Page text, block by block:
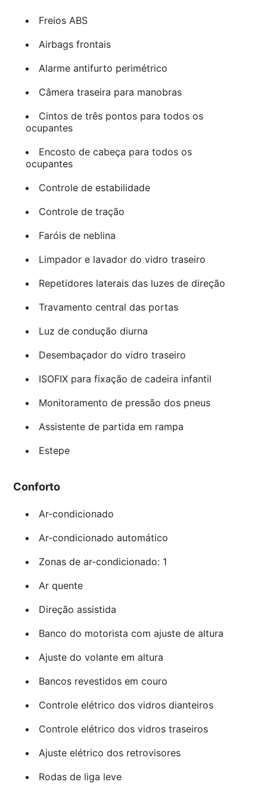
Freios ABS
Airbags frontais
Alarme antifurto perimétrico
Câmera traseira para manobras
Cintos de três pontos para todos os
ocupantes
Encosto de cabeça para todos os
ocupantes
Controle de estabilidade
Controle de tração
Faróis de neblina
Limpador e lavador do vidro traseiro
Repetidores laterais das luzes de direção
Travamento central das portas
Luz de condução diurna
Desembaçador do vidro traseiro
ISOFIX para fixação de cadeira infantil
Monitoramento de pressão dos pneus
Assistente de partida em rampa
Estepe
Conforto
Ar-condicionado
Ar-condicionado automático
Zonas de ar-condicionado: 1
Ar quente
Direção assistida
Banco do motorista com ajuste de altura
Ajuste do volante em altura
Bancos revestidos em couro
Controle elétrico dos vidros dianteiros
Controle elétrico dos vidros traseiros
Ajuste elétrico dos retrovisores
Rodas de liga leve